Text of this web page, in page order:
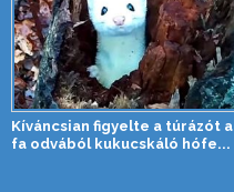
Kíváncsian figyelte a túrázót a
fa odvából kukucskáló hófe...